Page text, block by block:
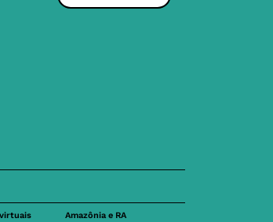
Amazônia e RA